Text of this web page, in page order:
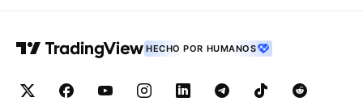
HECHO POR HUMANOS